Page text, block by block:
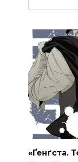
«Ґенґста.